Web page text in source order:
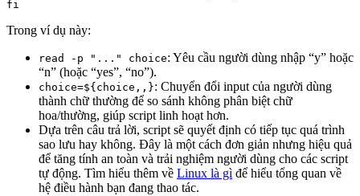
Trong ví dụ này:
read -p "..." choice: Yêu cầu người dùng nhập “y” hoặc
“n” (hoặc “yes”, “no”).
choice=${choice,,}: Chuyển đổi input của người dùng
thành chữ thường để so sánh không phân biệt chữ
hoa/thường, giúp script linh hoạt hơn.
Dựa trên câu trả lời, script sẽ quyết định có tiếp tục quá trình
sao lưu hay không. Đây là một cách đơn giản nhưng hiệu quả
để tăng tính an toàn và trải nghiệm người dùng cho các script
tự động. Tìm hiểu thêm về Linux là gì để hiểu tổng quan về
hệ điều hành bạn đang thao tác.